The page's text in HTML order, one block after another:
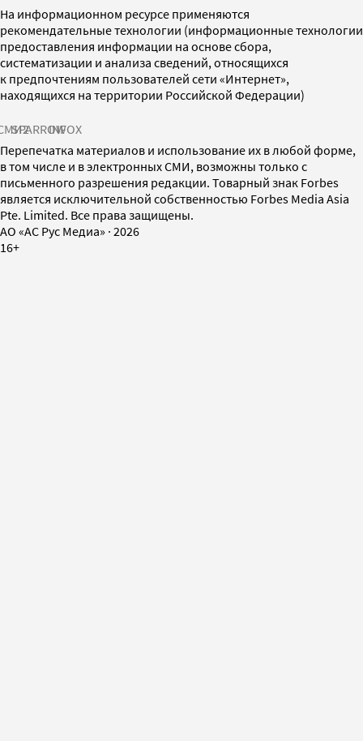
На информационном ресурсе применяются
рекомендательные технологии (информационные технологии
предоставления информации на основе сбора,
систематизации и анализа сведений, относящихся
к предпочтениям пользователей сети «Интернет»,
находящихся на территории Российской Федерации)
SPARROWINFOX
Перепечатка материалов и использование их в любой форме,
в том числе и в электронных СМИ, возможны только с
письменного разрешения редакции. Товарный знак Forbes
является исключительной собственностью Forbes Media Asia
Pte. Limited. Все права защищены.
AO «АС Рус Медиа» · 2026
16+